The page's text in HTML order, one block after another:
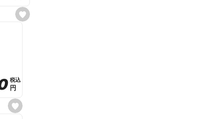
s
e
s
e
税込
税込
円
円